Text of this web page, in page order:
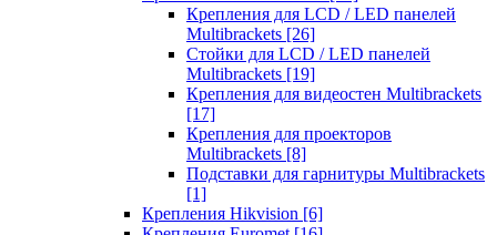
Крепления для LCD / LED панелей
Multibrackets [26]
Стойки для LCD / LED панелей
Multibrackets [19]
Крепления для видеостен Multibrackets
[17]
Крепления для проекторов
Multibrackets [8]
Подставки для гарнитуры Multibrackets
[1]
Крепления Hikvision [6]